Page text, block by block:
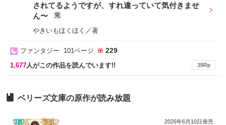
されてるようですが、すれ違っていて気付きませ
ん〜
完
やきいもほくほく／著
ファンタジー 101ページ 229
1,677人がこの作品を読んでいます!! 39Rp
ベリーズ文庫の原作が読み放題
2026年6月10日発売